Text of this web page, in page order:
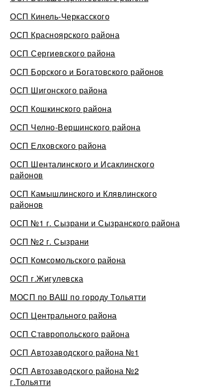
ОСП Кинель-Черкасского
ОСП Красноярского района
ОСП Сергиевского района
ОСП Борского и Богатовского районов
ОСП Шигонского района
ОСП Кошкинского района
ОСП Челно-Вершинского района
ОСП Елховского района
ОСП Шенталинского и Исаклинского
районов
ОСП Камышлинского и Клявлинского
районов
ОСП №1 г. Сызрани и Сызранского района
ОСП №2 г. Сызрани
ОСП Комсомольского района
ОСП г.Жигулевска
МОСП по ВАШ по городу Тольятти
ОСП Центрального района
ОСП Ставропольского района
ОСП Автозаводского района №1
ОСП Автозаводского района №2
г.Тольятти